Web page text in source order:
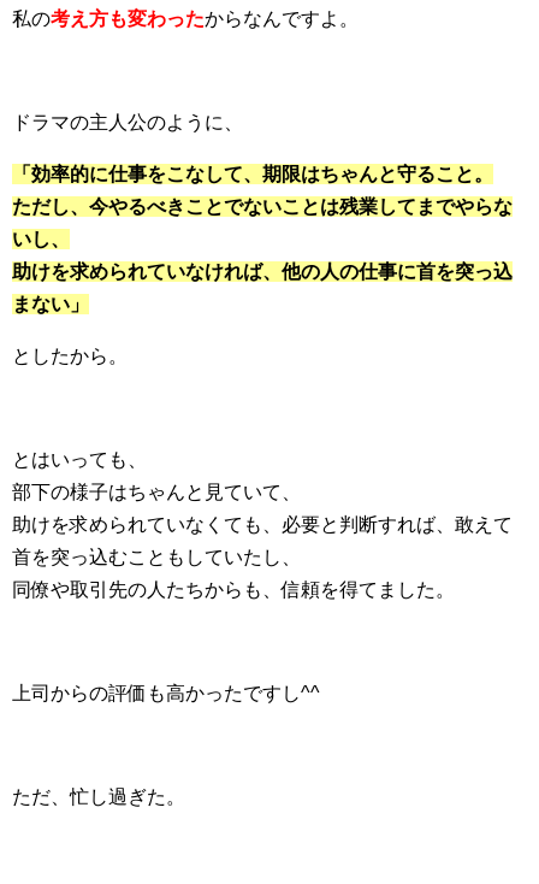
私の考え方も変わったからなんですよ。
ドラマの主人公のように、
「効率的に仕事をこなして、期限はちゃんと守ること。
ただし、今やるべきことでないことは残業してまでやらな
いし、
助けを求められていなければ、他の人の仕事に首を突っ込
まない」
としたから。
とはいっても、
部下の様子はちゃんと見ていて、
助けを求められていなくても、必要と判断すれば、敢えて
首を突っ込むこともしていたし、
同僚や取引先の人たちからも、信頼を得てました。
上司からの評価も高かったですし^^
ただ、忙し過ぎた。